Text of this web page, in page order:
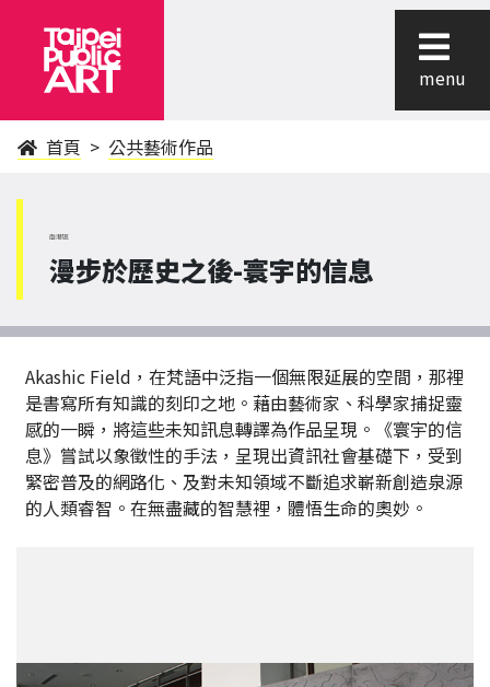
menu
首頁 公共藝術作品
南港區
漫步於歷史之後-寰宇的信息
Akashic Field，在梵語中泛指一個無限延展的空間，那裡
是書寫所有知識的刻印之地。藉由藝術家、科學家捕捉靈
感的一瞬，將這些未知訊息轉譯為作品呈現。《寰宇的信
息》嘗試以象徵性的手法，呈現出資訊社會基礎下，受到
緊密普及的網路化、及對未知領域不斷追求嶄新創造泉源
的人類睿智。在無盡藏的智慧裡，體悟生命的奧妙。